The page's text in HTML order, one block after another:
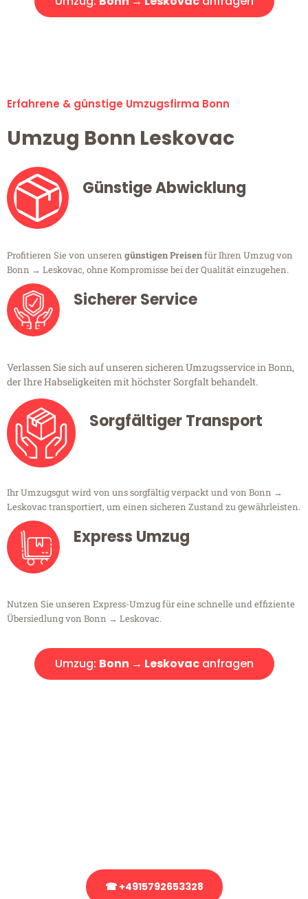
Erfahrene & günstige Umzugsfirma Bonn
Umzug Bonn Leskovac
Günstige Abwicklung
Profitieren Sie von unseren günstigen Preisenfür Ihren Umzug von
Bonn → Leskovac, ohne Kompromisse bei der Qualität einzugehen.
Sicherer Service
Verlassen Sie sich auf unseren sicheren Umzugsservice in Bonn,
der Ihre Habseligkeiten mit höchster Sorgfalt behandelt.
Sorgfältiger Transport
Ihr Umzugsgut wird von uns sorgfältig verpackt und von Bonn →
Leskovac transportiert, um einen sicheren Zustand zu gewährleisten.
Express Umzug
Nutzen Sie unseren Express-Umzug für eine schnelle und effiziente
Übersiedlung von Bonn → Leskovac.
Umzug: Bonn → Leskovacanfragen
☎ +4915792653328